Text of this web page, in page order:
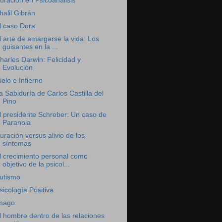
Gibrán
caso Dora
arte de amargarse la vida: Los
guisantes en la ...
Darwin: Felicidad y
Evolución
e Infierno
Sabiduría de Carlos Castilla del
Pino
presidente Schreber: Un caso de
Paranoia
versus alivio de los
síntomas
crecimiento personal como
objetivo de la psicol...
Positiva
hombre dentro de las relaciones